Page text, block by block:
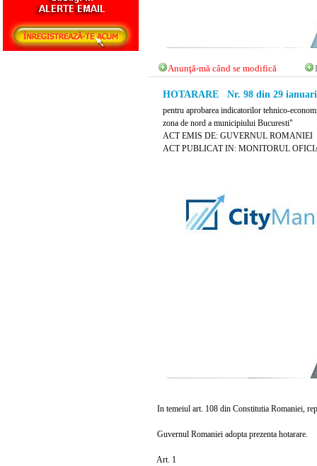
Anunţă-mă când se modifică
HOTARARE Nr. 98 din 29
pentru aprobarea indicatorilor tehnico-
zona de nord a municipiului Bucuresti"
ACT EMIS DE: GUVERNUL ROMANIEI
ACT PUBLICAT IN: MONITORUL
In temeiul art. 108 din Constitutia Romaniei,
Guvernul Romaniei adopta prezenta hotarare.
Art. 1